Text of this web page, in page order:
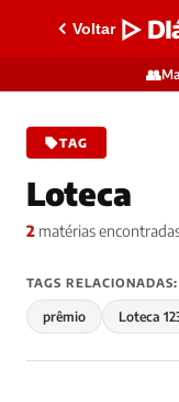
Voltar ▷
👥
TAG
Loteca
2 matérias
TAGS RELACIONADAS:
prêmio Loteca